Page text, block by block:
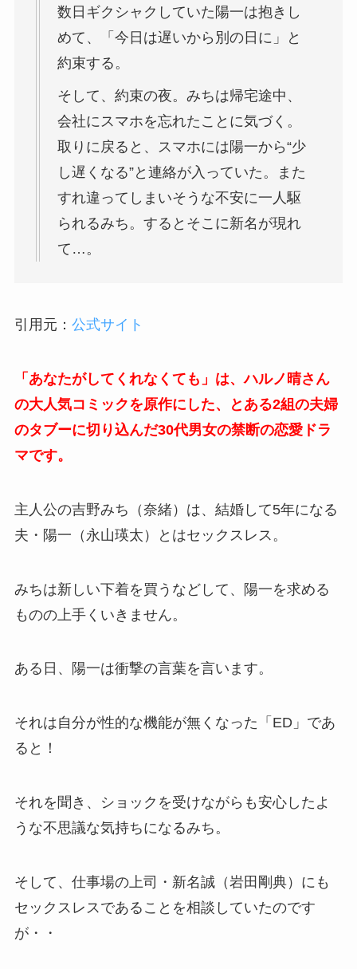
数日ギクシャクしていた陽一は抱きし
めて、「今日は遅いから別の日に」と
約束する。
そして、約束の夜。みちは帰宅途中、
会社にスマホを忘れたことに気づく。
取りに戻ると、スマホには陽一から“少
し遅くなる”と連絡が入っていた。また
すれ違ってしまいそうな不安に一人駆
られるみち。するとそこに新名が現れ
て…。
引用元： 公式サイト
「あなたがしてくれなくても」は、ハルノ晴さん
の大人気コミックを原作にした、とある2組の夫婦
のタブーに切り込んだ30代男女の禁断の恋愛ドラ
マです。
主人公の吉野みち（奈緒）は、結婚して5年になる
夫・陽一（永山瑛太）とはセックスレス。
みちは新しい下着を買うなどして、陽一を求める
ものの上手くいきません。
ある日、陽一は衝撃の言葉を言います。
それは自分が性的な機能が無くなった「ED」であ
ると！
それを聞き、ショックを受けながらも安心したよ
うな不思議な気持ちになるみち。
そして、仕事場の上司・新名誠（岩田剛典）にも
セックスレスであることを相談していたのです
が・・